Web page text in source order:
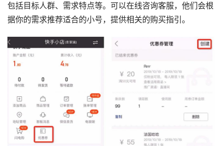
包括目标人群、需求特点等。可以在线咨询客服，他们会根
据你的需求推荐适合的小号，提供相关的购买指引。